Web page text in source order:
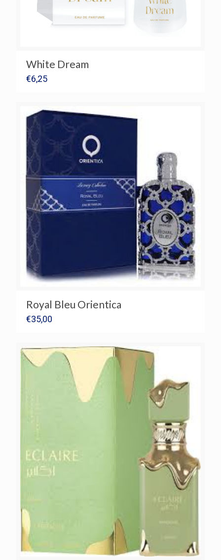
White Dream
€6,25
Royal Bleu Orientica
€35,00